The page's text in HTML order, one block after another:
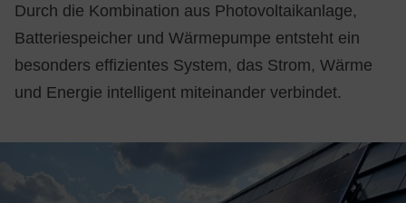
Durch die Kombination aus Photovoltaikanlage,
Batteriespeicher und Wärmepumpe entsteht ein
besonders effizientes System, das Strom, Wärme
und Energie intelligent miteinander verbindet.